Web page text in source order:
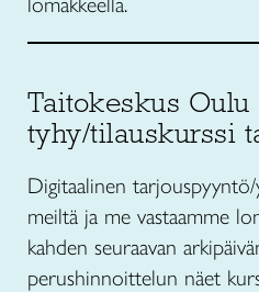
Taitokeskus Oulu
tyhy/tilauskurssi
Digitaalinen
meiltä ja me vastaamme
kahden seuraavan
perushinnoittelun näet